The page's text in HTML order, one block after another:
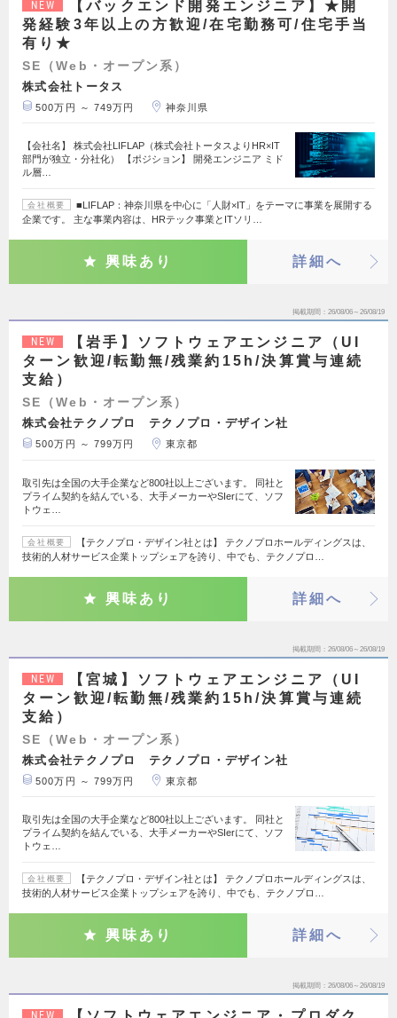
NEW
【バックエンド開発エンジニア】★開
発経験3年以上の方歓迎/在宅勤務可/住宅手当
有り★
SE（Web・オープン系）
株式会社トータス
500万円 ～ 749万円 神奈川県
【会社名】 株式会社LIFLAP（株式会社トータスよりHR×IT
部門が独立・分社化） 【ポジション】 開発エンジニア ミド
ル層…
会社概要
■LIFLAP：神奈川県を中心に「人財×IT」をテーマに事業を展開する
企業です。 主な事業内容は、HRテック事業とITソリ…
興味あり 詳細へ
掲載期間 26/08/06～26/08/19
NEW
【岩手】ソフトウェアエンジニア（UI
ターン歓迎/転勤無/残業約15h/決算賞与連続
支給）
SE（Web・オープン系）
株式会社テクノプロ テクノプロ・デザイン社
500万円 ～ 799万円 東京都
取引先は全国の大手企業など800社以上ございます。 同社と
プライム契約を結んでいる、大手メーカーやSIerにて、ソフ
トウェ…
会社概要
【テクノプロ・デザイン社とは】 テクノプロホールディングスは、
技術的人材サービス企業トップシェアを誇り、中でも、テクノプロ…
興味あり 詳細へ
掲載期間 26/08/06～26/08/19
NEW
【宮城】ソフトウェアエンジニア（UI
ターン歓迎/転勤無/残業約15h/決算賞与連続
支給）
SE（Web・オープン系）
株式会社テクノプロ テクノプロ・デザイン社
500万円 ～ 799万円 東京都
取引先は全国の大手企業など800社以上ございます。 同社と
プライム契約を結んでいる、大手メーカーやSIerにて、ソフ
トウェ…
会社概要
【テクノプロ・デザイン社とは】 テクノプロホールディングスは、
技術的人材サービス企業トップシェアを誇り、中でも、テクノプロ…
興味あり 詳細へ
掲載期間 26/08/06～26/08/19